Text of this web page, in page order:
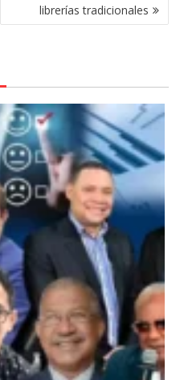
librerías tradicionales